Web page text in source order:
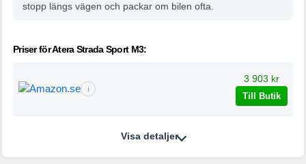
stopp längs vägen och packar om bilen ofta.
Priser för Atera Strada Sport M3:
ℹ
3 903 kr
Till Butik
Visa detaljer